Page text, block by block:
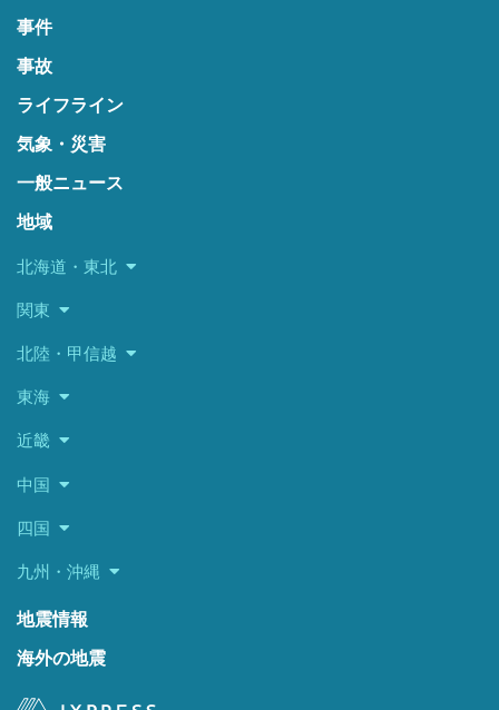
事件
事故
ライフライン
気象・災害
一般ニュース
地域
北海道・東北
関東
北陸・甲信越
東海
近畿
中国
四国
九州・沖縄
地震情報
海外の地震